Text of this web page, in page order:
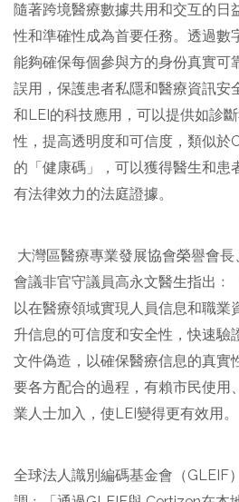
隨著跨境醫療數據共用和交互的日
性和準確性成為首要任務。透過數
能夠確保每個參與方的身份真實可
誤用，保護患者私隱和醫療資訊安
和LEI的科技應用，可以提供如診
性，提高透明度和可信度，類似於
的「健康碼」，可以獲得醫生和患
有法律效力的法庭證據。
大灣區醫療專業發展協會榮譽會
會議非官守議員高永文醫生指出﹕
以在醫療領域實現人員信息和職業
升信息的可信度和安全性，快速驗
文件偽造，以確保醫療信息的真實
要各方配合的過程，有賴市民使用
業人士加入，使LEI變得更有效用。
全球法人識別編碼基金會（GLEIF